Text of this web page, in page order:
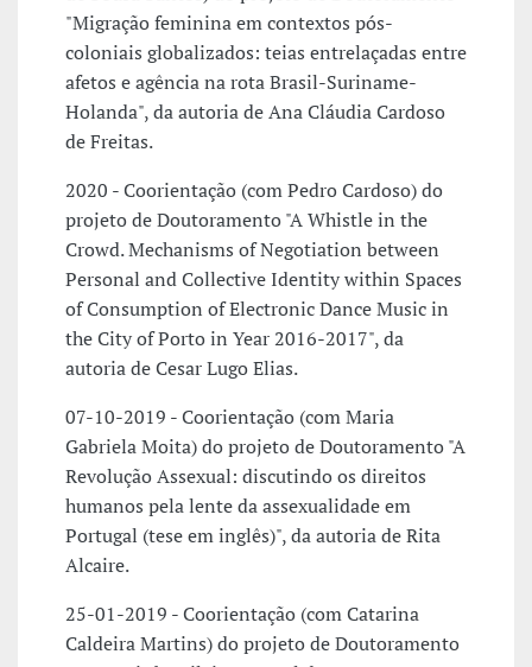
"Migração feminina em contextos pós-
coloniais globalizados: teias entrelaçadas entre
afetos e agência na rota Brasil-Suriname-
Holanda", da autoria de Ana Cláudia Cardoso
de Freitas.
2020 - Coorientação (com Pedro Cardoso) do
projeto de Doutoramento "A Whistle in the
Crowd. Mechanisms of Negotiation between
Personal and Collective Identity within Spaces
of Consumption of Electronic Dance Music in
the City of Porto in Year 2016-2017", da
autoria de Cesar Lugo Elias.
07-10-2019 - Coorientação (com Maria
Gabriela Moita) do projeto de Doutoramento "A
Revolução Assexual: discutindo os direitos
humanos pela lente da assexualidade em
Portugal (tese em inglês)", da autoria de Rita
Alcaire.
25-01-2019 - Coorientação (com Catarina
Caldeira Martins) do projeto de Doutoramento